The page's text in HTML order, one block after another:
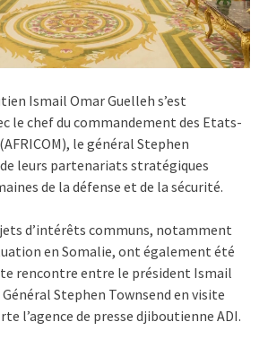
Ismail Omar Guelleh s’est
le chef du commandement des Etats-
le général Stephen
leurs partenariats stratégiques
de la défense et de la sécurité.
d’intérêts communs, notamment
en Somalie, ont également été
rencontre entre le président Ismail
Stephen Townsend en visite
l’agence de presse djiboutienne ADI.